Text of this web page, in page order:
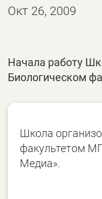
Окт 26, 2009
Начала работу
Биологическом
Школа
факультетом
Медиа».